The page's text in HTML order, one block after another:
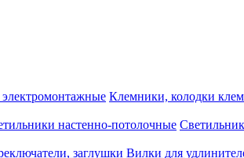
Клемники, колодки
настенно-потолочные
заглушки Вилки для